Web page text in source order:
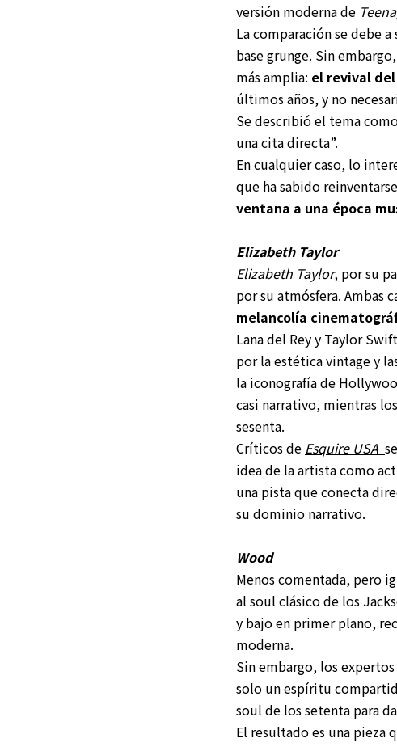
versión moderna de
La comparación se debe a
base grunge. Sin
más amplia: el revival
últimos años, y no
Se describió el tema
una cita directa”.
En cualquier caso, lo
que ha sabido
ventana a una época
Elizabeth Taylor
Elizabeth Taylor, por su
por su atmósfera. Ambas
melancolía
Lana del Rey y Taylor
por la estética vintage y
la iconografía de
casi narrativo, mientras
sesenta.
Críticos de Esquire USA
idea de la artista como
una pista que conecta
su dominio narrativo.
Wood
Menos comentada, pero
al soul clásico de los
y bajo en primer plano,
moderna.
Sin embargo, los
solo un espíritu
soul de los setenta para
El resultado es una pieza